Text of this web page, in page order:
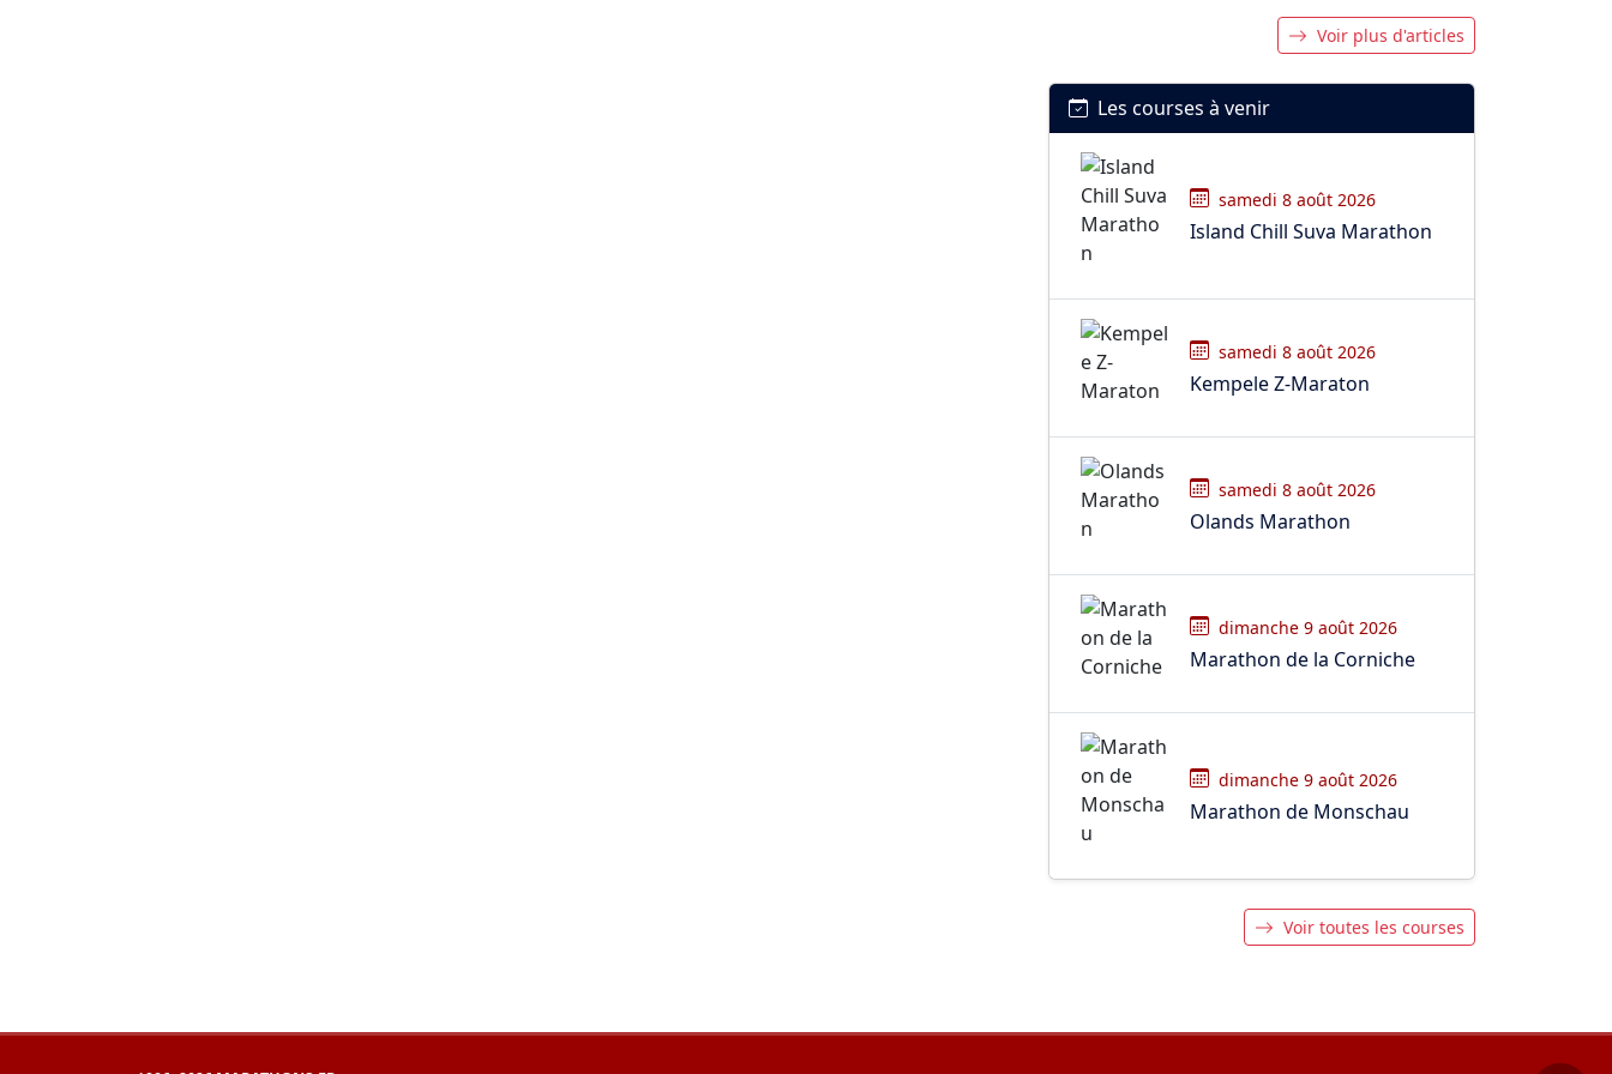
Voir plus d'articles
Les courses à venir
samedi 8 août 2026
Island Chill Suva Marathon
samedi 8 août 2026
Kempele Z-Maraton
samedi 8 août 2026
Olands Marathon
dimanche 9 août 2026
Marathon de la Corniche
dimanche 9 août 2026
Marathon de Monschau
Voir toutes les courses